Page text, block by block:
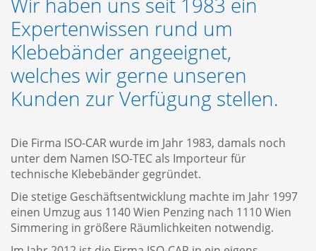
Expertenwissen rund um
Klebebänder angeeignet,
welches wir gerne unseren
Kunden zur Verfügung stellen.
Die Firma ISO-CAR wurde im Jahr 1983, damals noch
unter dem Namen ISO-TEC als Importeur für
technische Klebebänder gegründet.
Die stetige Geschäftsentwicklung machte im Jahr 1997
einen Umzug aus 1140 Wien Penzing nach 1110 Wien
Simmering in größere Räumlichkeiten notwendig.
Handwerk
Event & Bühne
Verpackung
Oberflächenschutz
Stanzteile
Tragegriffklebebänder
Impressum